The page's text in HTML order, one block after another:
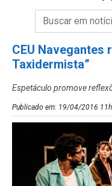
Campo de
Campo de
CEU Navegantes
Taxidermista”
Espetáculo promove
Publicado em: 19/04/2016